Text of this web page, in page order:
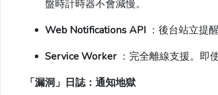
盤時計時器不會減慢。
Web Notifications API ：後台站立提
Service Worker：完全離線支援。即
「漏洞」日誌：通知地獄